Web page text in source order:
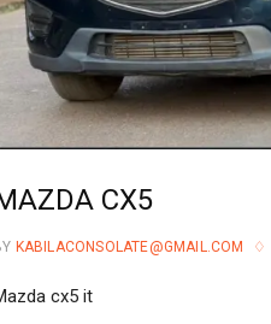
CX5
KABILACONSOLATE@GMAIL.COM
cx5 it